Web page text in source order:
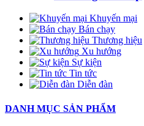
Khuyến mại
Bán chạy
Thương hiệu
Xu hướng
Sự kiện
Tin tức
Diễn đàn
DANH MỤC SẢN PHẨM